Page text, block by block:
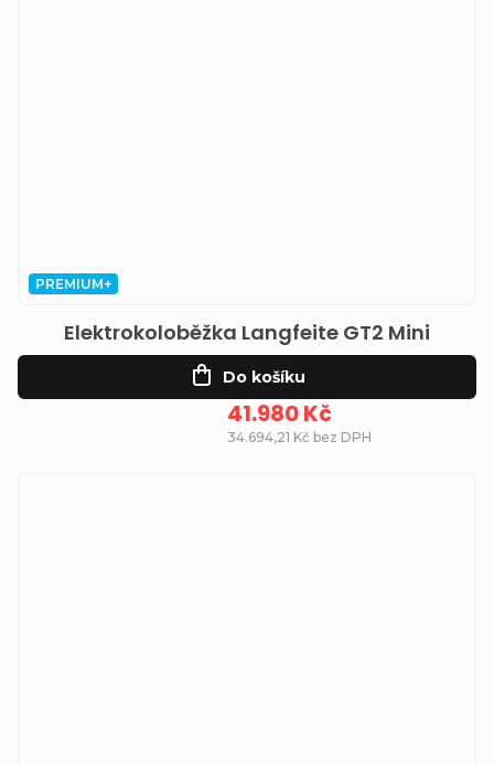
PREMIUM+
Elektrokoloběžka Langfeite GT2 Mini
34.694,21 Kč bez DPH
41.980 Kč
Do košíku